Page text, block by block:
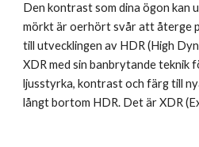
Den kontrast som dina ögon kan
mörkt är oerhört svår att återge
till utvecklingen av HDR (High
XDR med sin banbrytande teknik
ljusstyrka, kontrast och färg till
långt bortom HDR. Det är XDR